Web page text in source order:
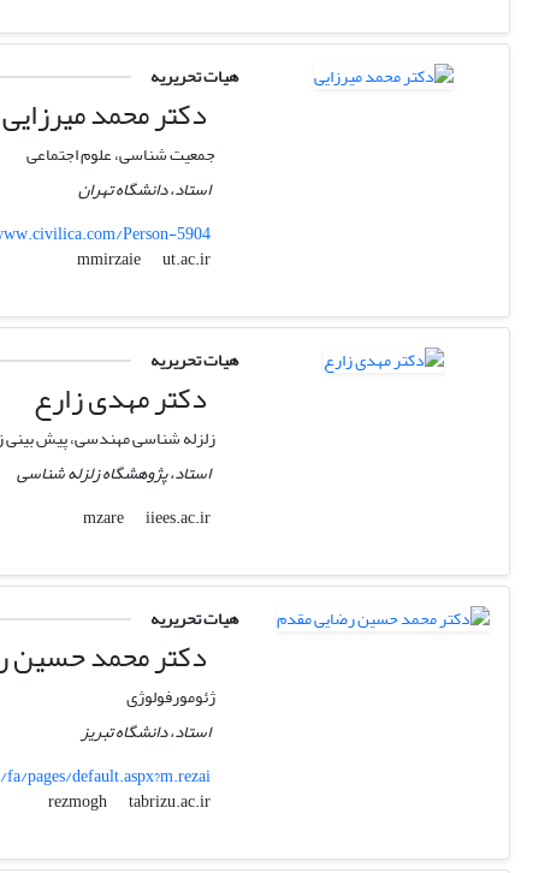
هیات تحریریه
دکتر محمد میرزایی
جمعیت شناسی، علوم اجتماعی
استاد، دانشگاه تهران
Person-5904
mmirzaie
ut.ac.ir
هیات تحریریه
دکتر مهدی زارع
زلزله شناسی مهندسی، پیش بینی
استاد، پژوهشگاه زلزله شناسی
mzare
iiees.ac.ir
هیات تحریریه
دکتر محمد حسین
ژئومورفولوژی
استاد، دانشگاه تبریز
pages/default.aspx?m.rezai
rezmogh
tabrizu.ac.ir